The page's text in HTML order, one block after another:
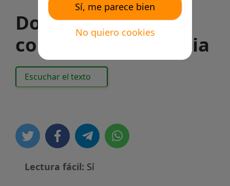
Documento de
control de asistencia
Escuchar el texto
Lectura fácil: Sí
Sí, me parece bien
No quiero cookies